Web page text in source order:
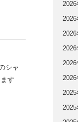
2026
2026
2026
2026
2026
2026
2025
2025
シャ
す